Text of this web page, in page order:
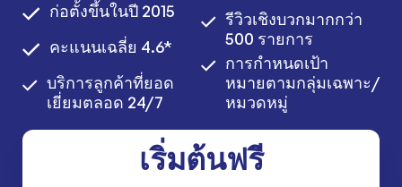
ก่อตั้งขึ้นในปี 2015
คะแนนเฉลี่ย 4.6*
บริการลูกค้าที่ยอด
เยี่ยมตลอด 24/7
รีวิวเชิงบวกมากกว่า
500 รายการ
การกำหนดเป้า
หมายตามกลุ่มเฉพาะ/
หมวดหมู่
เริ่มต้นฟรี